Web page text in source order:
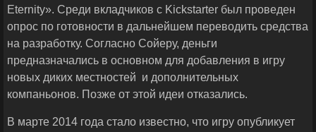
Eternity». Среди вкладчиков с Kickstarter был проведен
опрос по готовности в дальнейшем переводить средства
на разработку. Согласно Сойеру, деньги
предназначались в основном для добавления в игру
новых диких местностей и дополнительных
компаньонов. Позже от этой идеи отказались.
В марте 2014 года стало известно, что игру опубликует